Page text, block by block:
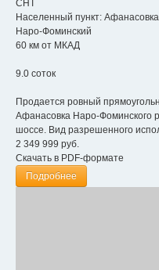
СНТ
Населенный пункт: Афанасовка
Наро-Фоминский
60 км от МКАД
9.0 соток
Продается ровный
Афанасовка Hаpо-Фоминского
шоссе. Вид разрешенного
2 349 999 руб.
Скачать в PDF-формате
Подробнее